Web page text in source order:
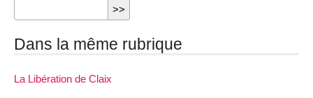
Dans la même rubrique
La Libération de Claix